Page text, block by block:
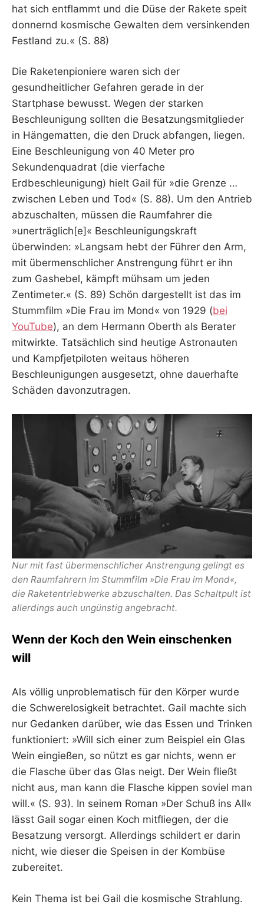
hat sich entflammt und die Düse der Rakete speit
donnernd kosmische Gewalten dem versinkenden
Festland zu.« (S. 88)
Die Raketenpioniere waren sich der
gesundheitlicher Gefahren gerade in der
Startphase bewusst. Wegen der starken
Beschleunigung sollten die Besatzungsmitglieder
in Hängematten, die den Druck abfangen, liegen.
Eine Beschleunigung von 40 Meter pro
Sekundenquadrat (die vierfache
Erdbeschleunigung) hielt Gail für »die Grenze …
zwischen Leben und Tod« (S. 88). Um den Antrieb
abzuschalten, müssen die Raumfahrer die
»unerträglich[e]« Beschleunigungskraft
überwinden: »Langsam hebt der Führer den Arm,
mit übermenschlicher Anstrengung führt er ihn
zum Gashebel, kämpft mühsam um jeden
Zentimeter.« (S. 89) Schön dargestellt ist das im
Stummfilm »Die Frau im Mond« von 1929 (bei
YouTube), an dem Hermann Oberth als Berater
mitwirkte. Tatsächlich sind heutige Astronauten
und Kampfjetpiloten weitaus höheren
Beschleunigungen ausgesetzt, ohne dauerhafte
Schäden davonzutragen.
Nur mit fast übermenschlicher Anstrengung gelingt es
den Raumfahrern im Stummfilm »Die Frau im Mond«,
die Raketentriebwerke abzuschalten. Das Schaltpult ist
allerdings auch ungünstig angebracht.
Wenn der Koch den Wein einschenken
will
Als völlig unproblematisch für den Körper wurde
die Schwerelosigkeit betrachtet. Gail machte sich
nur Gedanken darüber, wie das Essen und Trinken
funktioniert: »Will sich einer zum Beispiel ein Glas
Wein eingießen, so nützt es gar nichts, wenn er
die Flasche über das Glas neigt. Der Wein fließt
nicht aus, man kann die Flasche kippen soviel man
will.« (S. 93). In seinem Roman »Der Schuß ins All«
lässt Gail sogar einen Koch mitfliegen, der die
Besatzung versorgt. Allerdings schildert er darin
nicht, wie dieser die Speisen in der Kombüse
zubereitet.
Kein Thema ist bei Gail die kosmische Strahlung.